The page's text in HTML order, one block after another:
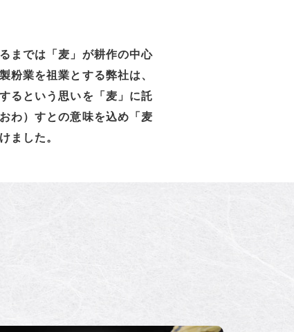
までは「麦」が耕作の中心
粉業を祖業とする弊社は、
るという思いを「麦」に託
わ）すとの意味を込め「麦
ました。